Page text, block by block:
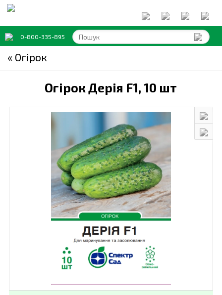
0-800-335-895
« Огірок
Огірок Дерія F1,10 шт